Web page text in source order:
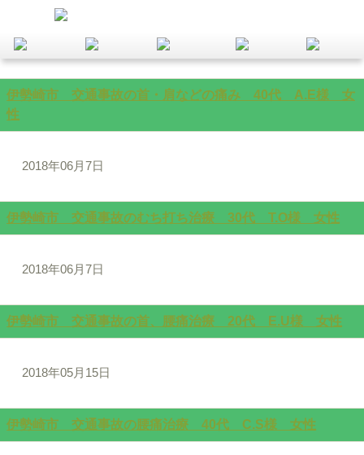
伊勢崎市 交通事故の首・肩などの痛み 40代 A.E様 女
性
2018年06月7日
伊勢崎市 交通事故のむち打ち治療 30代 T.O様 女性
2018年06月7日
伊勢崎市 交通事故の首、腰痛治療 20代 E.U様 女性
2018年05月15日
伊勢崎市 交通事故の腰痛治療 40代 C.S様 女性